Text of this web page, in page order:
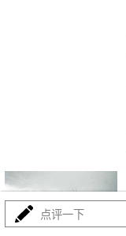
点评一下